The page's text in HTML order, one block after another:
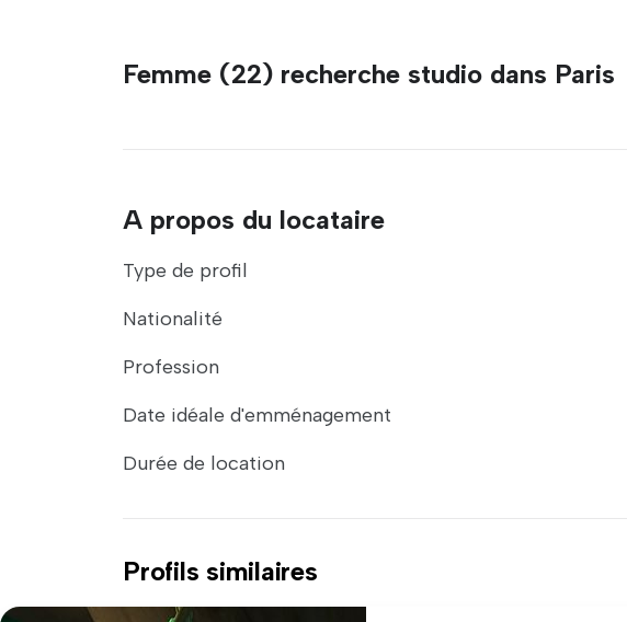
Femme (22) recherche studio dans Paris
A propos du locataire
Type de profil
Nationalité
Profession
Date idéale d'emménagement
Durée de location
Profils similaires